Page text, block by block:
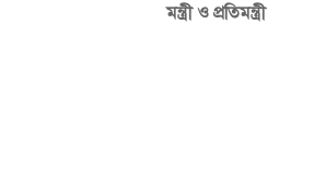
মন্ত্রী ও প্রতিমন্ত্রী